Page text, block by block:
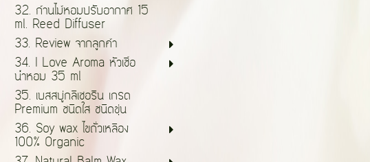
32. ก้านไม้หอมปรับอากาศ 15
ml. Reed Diffuser
33. Review จากลูกค้า
34. I Love Aroma หัวเชื้อ
น้ำหอม 35 ml
35. เบสสบู่กลีเซอรีน เกรด
Premium ชนิดใส ชนิดขุ่น
36. Soy wax ไขถั่วเหลือง
100% Organic